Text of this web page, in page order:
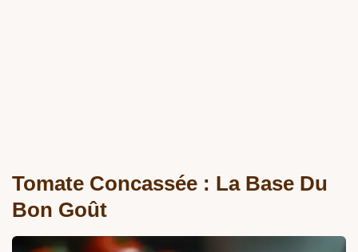
Tomate Concassée : La Base Du
Bon Goût